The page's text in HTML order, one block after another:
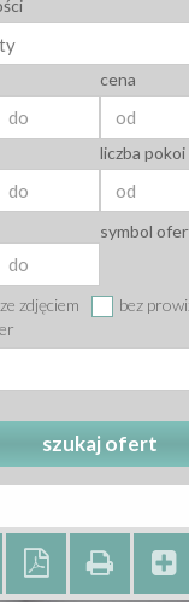
cena
liczba pokoi
ze zdjęciem
bez
symbol
szukaj ofert